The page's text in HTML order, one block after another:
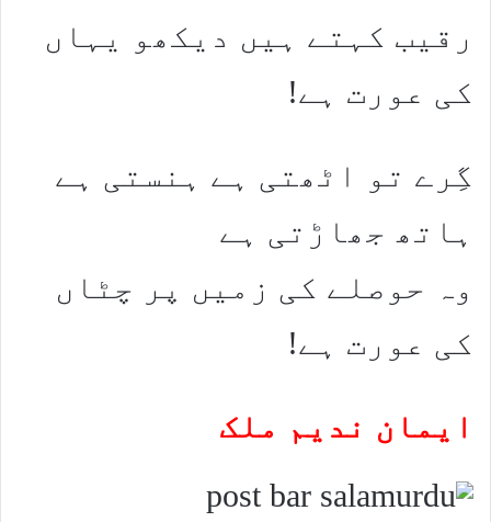
رقیب کہتے ہیں دیکھو یہاں
کی عورت ہے!
گِرے تو اٹھتی ہے ہنستی ہے
ہاتھ جھاڑتی ہے
وہ حوصلے کی زمیں پر چٹاں
کی عورت ہے!
ایمان ندیم ملک